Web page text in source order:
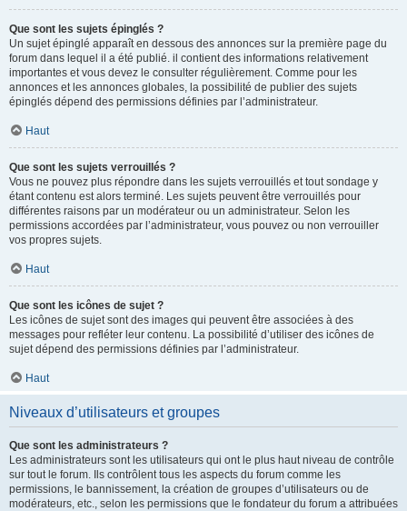
Que sont les sujets épinglés ?
Un sujet épinglé apparaît en dessous des annonces sur la première page du
forum dans lequel il a été publié. il contient des informations relativement
importantes et vous devez le consulter régulièrement. Comme pour les
annonces et les annonces globales, la possibilité de publier des sujets
épinglés dépend des permissions définies par l’administrateur.
Haut
Que sont les sujets verrouillés ?
Vous ne pouvez plus répondre dans les sujets verrouillés et tout sondage y
étant contenu est alors terminé. Les sujets peuvent être verrouillés pour
différentes raisons par un modérateur ou un administrateur. Selon les
permissions accordées par l’administrateur, vous pouvez ou non verrouiller
vos propres sujets.
Haut
Que sont les icônes de sujet ?
Les icônes de sujet sont des images qui peuvent être associées à des
messages pour refléter leur contenu. La possibilité d’utiliser des icônes de
sujet dépend des permissions définies par l’administrateur.
Haut
Niveaux d’utilisateurs et groupes
Que sont les administrateurs ?
Les administrateurs sont les utilisateurs qui ont le plus haut niveau de contrôle
sur tout le forum. Ils contrôlent tous les aspects du forum comme les
permissions, le bannissement, la création de groupes d’utilisateurs ou de
modérateurs, etc., selon les permissions que le fondateur du forum a attribuées